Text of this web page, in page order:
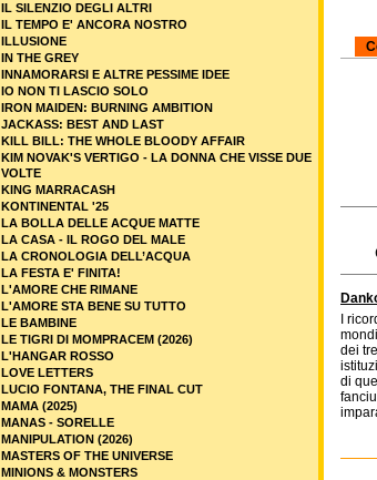
I
dei
di
IL SILENZIO DEGLI ALTRI
IL TEMPO E' ANCORA NOSTRO
ILLUSIONE
IN THE GREY
INNAMORARSI E ALTRE PESSIME IDEE
IO NON TI LASCIO SOLO
IRON MAIDEN: BURNING AMBITION
JACKASS: BEST AND LAST
KILL BILL: THE WHOLE BLOODY AFFAIR
KIM NOVAK'S VERTIGO - LA DONNA CHE VISSE DUE
VOLTE
KING MARRACASH
KONTINENTAL '25
LA BOLLA DELLE ACQUE MATTE
LA CASA - IL ROGO DEL MALE
LA CRONOLOGIA DELL’ACQUA
LA FESTA E' FINITA!
L'AMORE CHE RIMANE
L'AMORE STA BENE SU TUTTO
LE BAMBINE
LE TIGRI DI MOMPRACEM (2026)
L'HANGAR ROSSO
LOVE LETTERS
LUCIO FONTANA, THE FINAL CUT
MAMA (2025)
MANAS - SORELLE
MANIPULATION (2026)
MASTERS OF THE UNIVERSE
MINIONS & MONSTERS